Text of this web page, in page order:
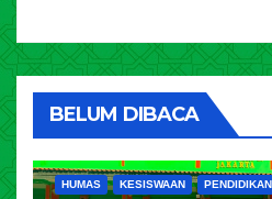
BELUM DIBACA
HUMAS KESISWAAN PENDIDIKAN